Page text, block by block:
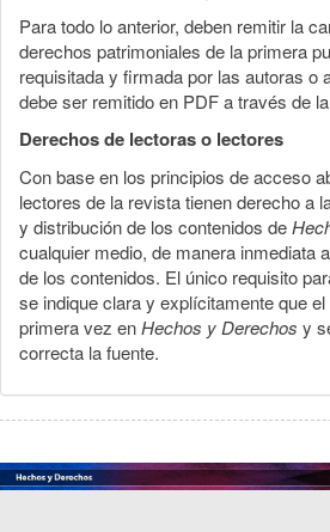
Para todo lo anterior, deben remitir la
derechos patrimoniales de la primera
requisitada y firmada por las autoras o
debe ser remitido en PDF a través de
Derechos de lectoras o lectores
Con base en los principios de acceso
lectores de la revista tienen derecho a
y distribución de los contenidos de
cualquier medio, de manera inmediata
de los contenidos. El único requisito
se indique clara y explícitamente que
primera vez enHechos y Derechos y
correcta la fuente.